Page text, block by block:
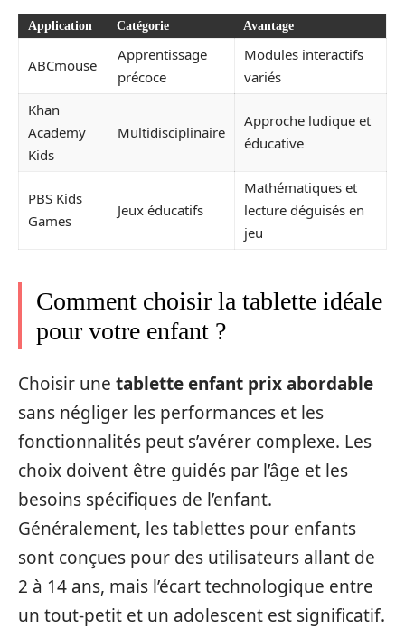
Application Catégorie Avantage
ABCmouse
Apprentissage
précoce
Modules interactifs
variés
Khan
Academy
Kids
Multidisciplinaire
Approche ludique et
éducative
PBS Kids
Games
Jeux éducatifs
Mathématiques et
lecture déguisés en
jeu
Comment choisir la tablette idéale
pour votre enfant ?
Choisir une tablette enfant prix abordable
sans négliger les performances et les
fonctionnalités peut s’avérer complexe. Les
choix doivent être guidés par l’âge et les
besoins spécifiques de l’enfant.
Généralement, les tablettes pour enfants
sont conçues pour des utilisateurs allant de
2 à 14 ans, mais l’écart technologique entre
un tout-petit et un adolescent est significatif.